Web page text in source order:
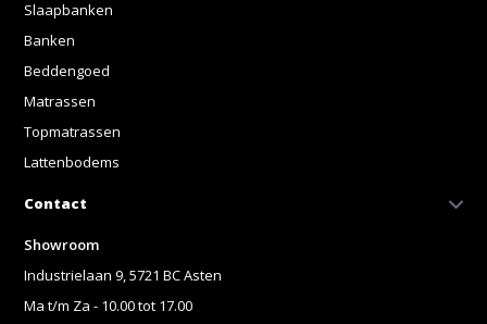
Slaapbanken
Banken
Beddengoed
Matrassen
Topmatrassen
Lattenbodems
Contact
Showroom
Industrielaan 9, 5721 BC Asten
Ma t/m Za - 10.00 tot 17.00